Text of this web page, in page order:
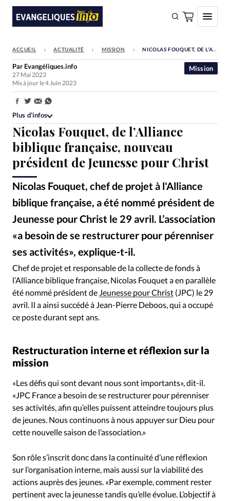
FAIRE UN DON
Faire un don
Société
Monde
Bible
Toute l'actualité
Se connecter
RUBRIQUES
Economie
Eglises
Histoire Laicité
Liberté religieuse
Mission
Monde People Politique
Religions
Société
ACCUEIL ACTUALITÉ MISSION NICOLAS FOUQUET, DE L’ALLIANCE BIBLIQUE FRANÇAISE, NOUVEAU PRÉSIDENT DE JEUNESSE POUR CHRIST
Nicolas Fouquet, de l’Alliance
biblique française, nouveau
président de Jeunesse pour Christ
Nicolas Fouquet, chef de projet à l'Alliance
biblique française, a été nommé président de
Jeunesse pour Christ le 29 avril. L’association
«a besoin de se restructurer pour pérenniser
ses activités», explique-t-il.
Mission
Par Evangéliques.info
27 Mai 2023
Mis à jour le 4 Juin 2023
Partager:
Plus d’infos
Chef de projet et responsable de la collecte de fonds à
l’Alliance biblique française, Nicolas Fouquet a en parallèle
été nommé président de Jeunesse pour Christ (JPC) le 29
avril. Il a ainsi succédé à Jean-Pierre Deboos, qui a occupé
ce poste durant sept ans.
Restructuration interne et réflexion sur la
mission
«Les défis qui sont devant nous sont importants», dit-il.
«JPC France a besoin de se restructurer pour pérenniser
ses activités, afin qu’elles puissent atteindre toujours plus
de jeunes. Nous continuons à nous appuyer sur Dieu pour
cette nouvelle saison de l’association.»
Son rôle s’inscrit donc dans la continuité d’une réflexion
sur l’organisation interne, mais aussi sur la viabilité des
actions auprès des jeunes. «Par exemple, comment rester
pertinent avec la jeunesse tandis qu’elle évolue. L’objectif à